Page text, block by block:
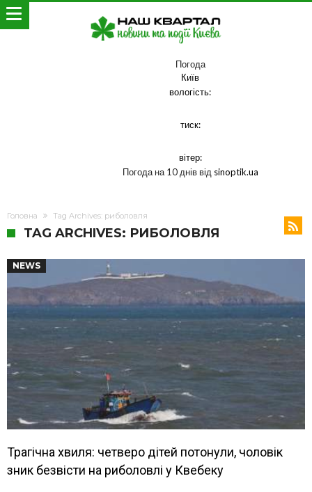
Погода
Київ
вологість:
тиск:
вітер:
Погода на 10 днів від sinoptik.ua
Головна Tag Archives: риболовля
TAG ARCHIVES: РИБОЛОВЛЯ
NEWS
Трагічна хвиля: четверо дітей потонули, чоловік
зник безвісти на риболовлі у Квебеку